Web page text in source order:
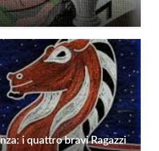
i quattro bravi Ragazzi